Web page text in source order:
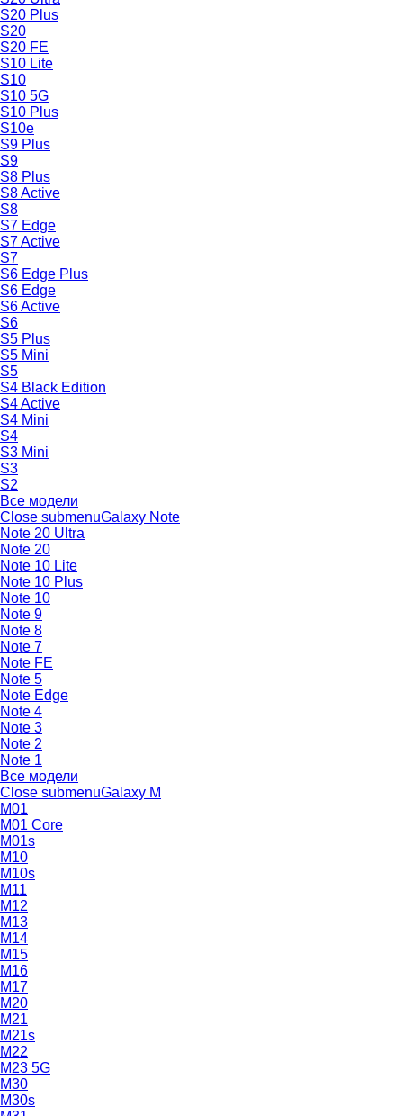
S20 Plus
S20
S20 FE
S10 Lite
S10
S10 5G
S10 Plus
S10e
S9 Plus
S9
S8 Plus
S8 Active
S8
S7 Edge
S7 Active
S7
S6 Edge Plus
S6 Edge
S6 Active
S6
S5 Plus
S5 Mini
S5
S4 Black Edition
S4 Active
S4 Mini
S4
S3 Mini
S3
S2
Все модели
Close submenuGalaxy Note
Note 20 Ultra
Note 20
Note 10 Lite
Note 10 Plus
Note 10
Note 9
Note 8
Note 7
Note FE
Note 5
Note Edge
Note 4
Note 3
Note 2
Note 1
Все модели
Close submenuGalaxy M
M01
M01 Core
M01s
M10
M10s
M11
M12
M13
M14
M15
M16
M17
M20
M21
M21s
M22
M23 5G
M30
M30s